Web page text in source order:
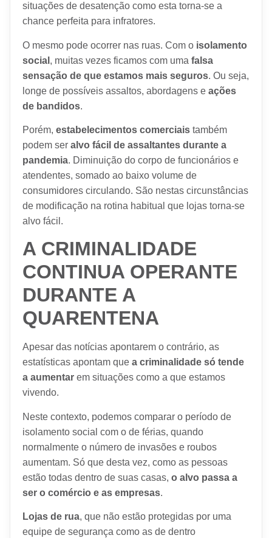
situações de desatenção como esta torna-se a
chance perfeita para infratores.
O mesmo pode ocorrer nas ruas. Com o isolamento
social , muitas vezes ficamos com uma falsa
sensação de que estamos mais seguros. Ou seja,
longe de possíveis assaltos, abordagens e ações
de bandidos.
Porém, estabelecimentos comerciais também
podem ser alvo fácil de assaltantes durante a
pandemia. Diminuição do corpo de funcionários e
atendentes, somado ao baixo volume de
consumidores circulando. São nestas circunstâncias
de modificação na rotina habitual que lojas torna-se
alvo fácil.
A CRIMINALIDADE
CONTINUA OPERANTE
DURANTE A
QUARENTENA
Apesar das notícias apontarem o contrário, as
estatísticas apontam que a criminalidade só tende
a aumentar em situações como a que estamos
vivendo.
Neste contexto, podemos comparar o período de
isolamento social com o de férias, quando
normalmente o número de invasões e roubos
aumentam. Só que desta vez, como as pessoas
estão todas dentro de suas casas, o alvo passa a
ser o comércio e as empresas.
Lojas de rua, que não estão protegidas por uma
equipe de segurança como as de dentro